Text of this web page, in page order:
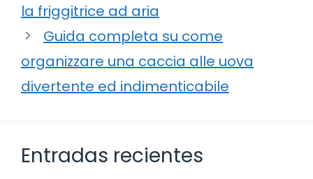
la friggitrice ad aria
Guida completa su come
organizzare una caccia alle uova
divertente ed indimenticabile
Entradas recientes